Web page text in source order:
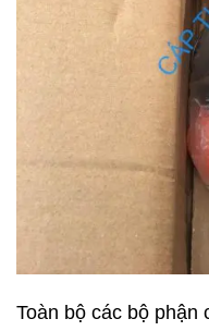
Toàn bộ các bộ phận